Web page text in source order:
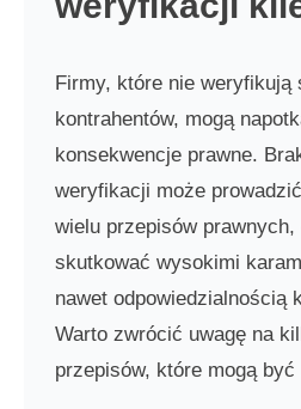
Firmy, które nie weryfikują
kontrahentów, mogą
konsekwencje prawne.
weryfikacji może
wielu przepisów
skutkować wysokimi
nawet odpowiedzialnością
Warto zwrócić uwagę na
przepisów, które mogą być